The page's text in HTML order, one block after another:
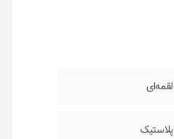
لقمه‌ای
پلاستیک